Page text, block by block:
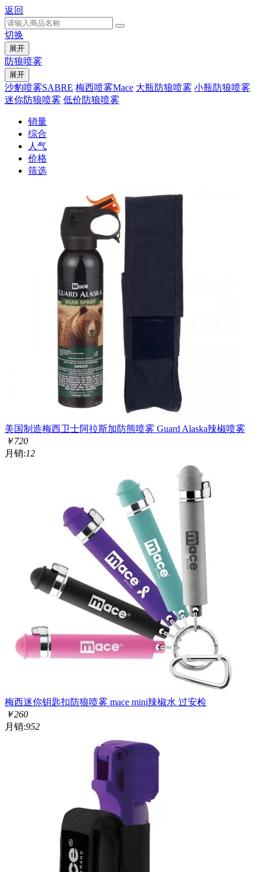
返回
切换
展开
防狼喷雾
展开
沙豹喷雾SABRE 梅西喷雾Mace 大瓶防狼喷雾 小瓶防狼喷雾
迷你防狼喷雾 低价防狼喷雾
销量
综合
人气
价格
筛选
美国制造梅西卫士阿拉斯加防熊喷雾 Guard Alaska辣椒喷雾
￥720
月销:12
梅西迷你钥匙扣防狼喷雾 mace mini辣椒水 过安检
￥260
月销:952